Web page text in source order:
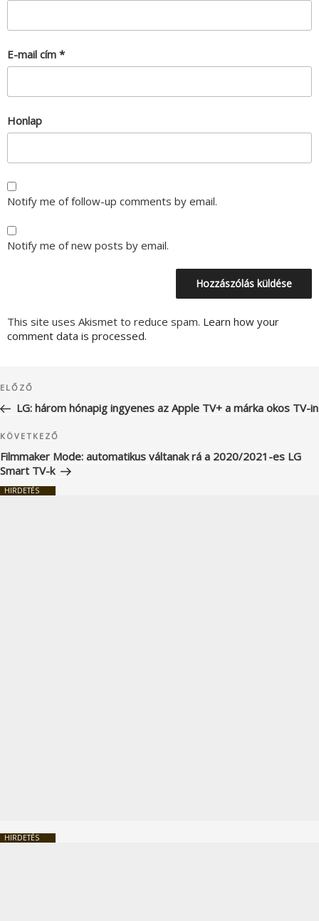
E-mail cím *
Honlap
Notify me of follow-up comments by email.
Notify me of new posts by email.
This site uses Akismet to reduce spam. Learn how your
comment data is processed.
navigáció
Korábbi
bejegyzés
ELŐZŐ
LG: három hónapig ingyenes az Apple TV+ a márka okos TV-in
Következő
bejegyzés
KÖVETKEZŐ
Filmmaker Mode: automatikus váltanak rá a 2020/2021-es LG
Smart TV-k
HIRDETÉS
HIRDETÉS